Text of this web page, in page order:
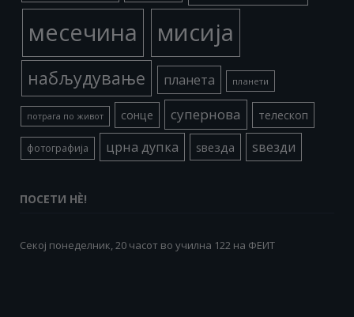
месечина мисија
набљудување планета планети
потрага по живот сонце супернова телескоп
фотографија црна дупка ѕвезда ѕвезди
ПОСЕТИ НÈ!
Секој понеделник, 20 часот во училна 122 на ФЕИТ